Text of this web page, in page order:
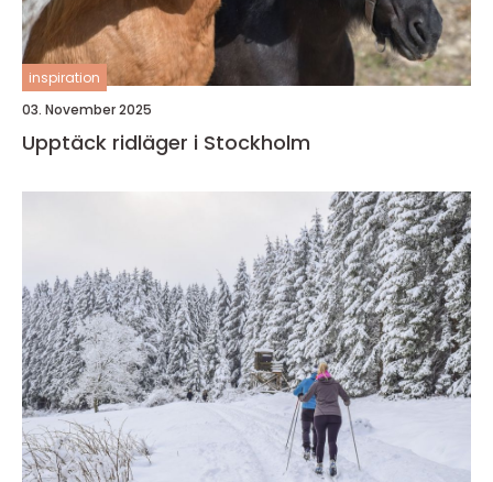
inspiration
03. November 2025
Upptäck ridläger i Stockholm